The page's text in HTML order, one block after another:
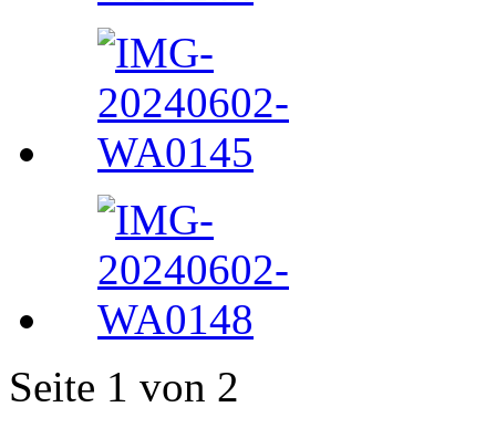
Seite 1 von 2